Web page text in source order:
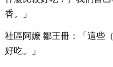
香。」
社區阿嬤 鄒王冊：「這些
好吃。」